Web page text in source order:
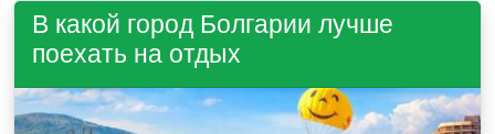
В какой город Болгарии лучше
поехать на отдых